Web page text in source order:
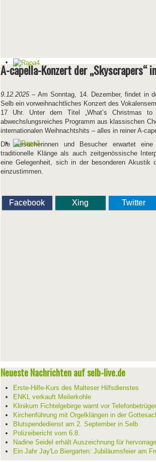
A-capella-Konzert der „Skyscrapers“
9.12.2025– Am Sonntag, 14. Dezember, findet in
Selb ein vorweihnachtliches Konzert des
17 Uhr. Unter dem Titel „What’s Christmas
abwechslungsreiches Programm aus klassischen
internationalen Weihnachtshits – alles in reiner A-
Die Besucherinnen und Besucher erwartet
traditionelle Klänge als auch zeitgenössische
eine Gelegenheit, sich in der besonderen Akustik
einzustimmen.
Facebook Xing Twitter
Neueste Nachrichten auf selb-live.de
Erste-Hilfe-Kurs des Malteser Hilfsdienstes
ENKL verkauft Meilerkohle
Klinikum Fichtelgebirge warnt vor
Kirchenführung mit Orgelklängen in der
Blutspendedienst am 2. September in Selb
Polizeibericht vom 6.8.
Nadine Seidel erhält Auszeichnung für
Ein Jahr Jay'Lo Biergarten: Jubiläumsfeier am